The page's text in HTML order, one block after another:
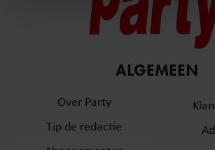
We gebruiken cookies om content en
personaliseren, om functies voor social
en om ons websiteverkeer te
partners voor social media, adverteren
informatie die u aan ze heeft verstrekt of
verzameld op basis van uw gebruik van
ALGEMEEN
Over Party
Tip de redactie